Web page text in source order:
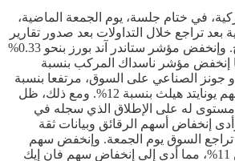
في ختام جلسة، يوم الجمعة الماضية،
تراجع خلال التداولات بعد صدور تقارير
إقتصادية متفاوتة النتائج. وإنخفض مؤشر ستاندر آند بورز بنحو 0.33%
إنخفض مؤشر ناسداك المركب بنسبة
جونز الصناعي على السوق، مرتفعا بنسبة
0.07%، بفضل إرتفاع سهم يونايتد هيلث بنسبة 12%. ومع ذلك، ظل
مستوى له على الإطلاق الذي سجله في
إنخفاض أسهم الرقائق وبيانات ثقة
تراجع السوق يوم الجمعة. وإنخفض سهم
أبلايد ماتيريالز بأكثر من 11%، مما أدى إلى إنخفاض سهم فان إيك